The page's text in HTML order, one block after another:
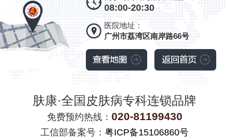
08:00-20:30
医院地址：
广州市荔湾区南岸路66号
肤康·全国皮肤病专科连锁品牌
免费预约热线： 020-81199430
工信部备案号： 粤ICP备15106860号